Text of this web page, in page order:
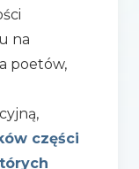
na
poetów,
części